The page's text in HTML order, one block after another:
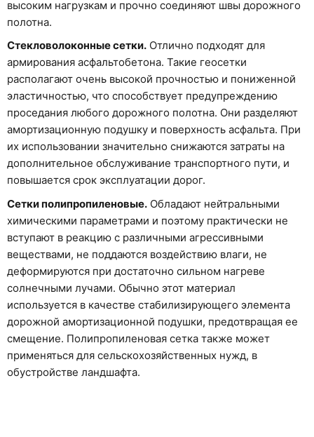
высоким нагрузкам и прочно соединяют швы дорожного
полотна.
Стекловолоконные сетки. Отлично подходят для
армирования асфальтобетона. Такие геосетки
располагают очень высокой прочностью и пониженной
эластичностью, что способствует предупреждению
проседания любого дорожного полотна. Они разделяют
амортизационную подушку и поверхность асфальта. При
их использовании значительно снижаются затраты на
дополнительное обслуживание транспортного пути, и
повышается срок эксплуатации дорог.
Сетки полипропиленовые. Обладают нейтральными
химическими параметрами и поэтому практически не
вступают в реакцию с различными агрессивными
веществами, не поддаются воздействию влаги, не
деформируются при достаточно сильном нагреве
солнечными лучами. Обычно этот материал
используется в качестве стабилизирующего элемента
дорожной амортизационной подушки, предотвращая ее
смещение. Полипропиленовая сетка также может
применяться для сельскохозяйственных нужд, в
обустройстве ландшафта.